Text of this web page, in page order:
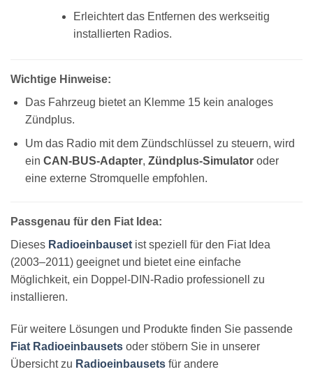
Erleichtert das Entfernen des werkseitig
installierten Radios.
Wichtige Hinweise:
Das Fahrzeug bietet an Klemme 15 kein analoges
Zündplus.
Um das Radio mit dem Zündschlüssel zu steuern, wird
ein CAN-BUS-Adapter, Zündplus-Simulatoroder
eine externe Stromquelle empfohlen.
Passgenau für den Fiat Idea:
Dieses Radioeinbauset ist speziell für den Fiat Idea
(2003–2011) geeignet und bietet eine einfache
Möglichkeit, ein Doppel-DIN-Radio professionell zu
installieren.
Für weitere Lösungen und Produkte finden Sie passende
Fiat Radioeinbausets oder stöbern Sie in unserer
Übersicht zu Radioeinbausets für andere